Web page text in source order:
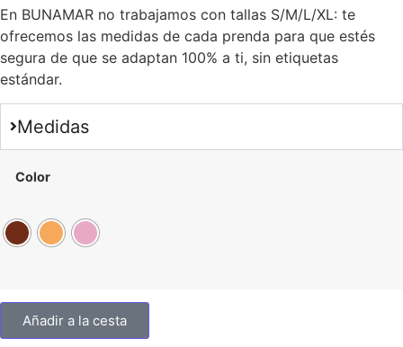
En BUNAMAR no trabajamos con tallas S/M/L/XL: te
ofrecemos las medidas de cada prenda para que estés
segura de que se adaptan 100% a ti, sin etiquetas
estándar.
Medidas
Color
Añadir a la cesta